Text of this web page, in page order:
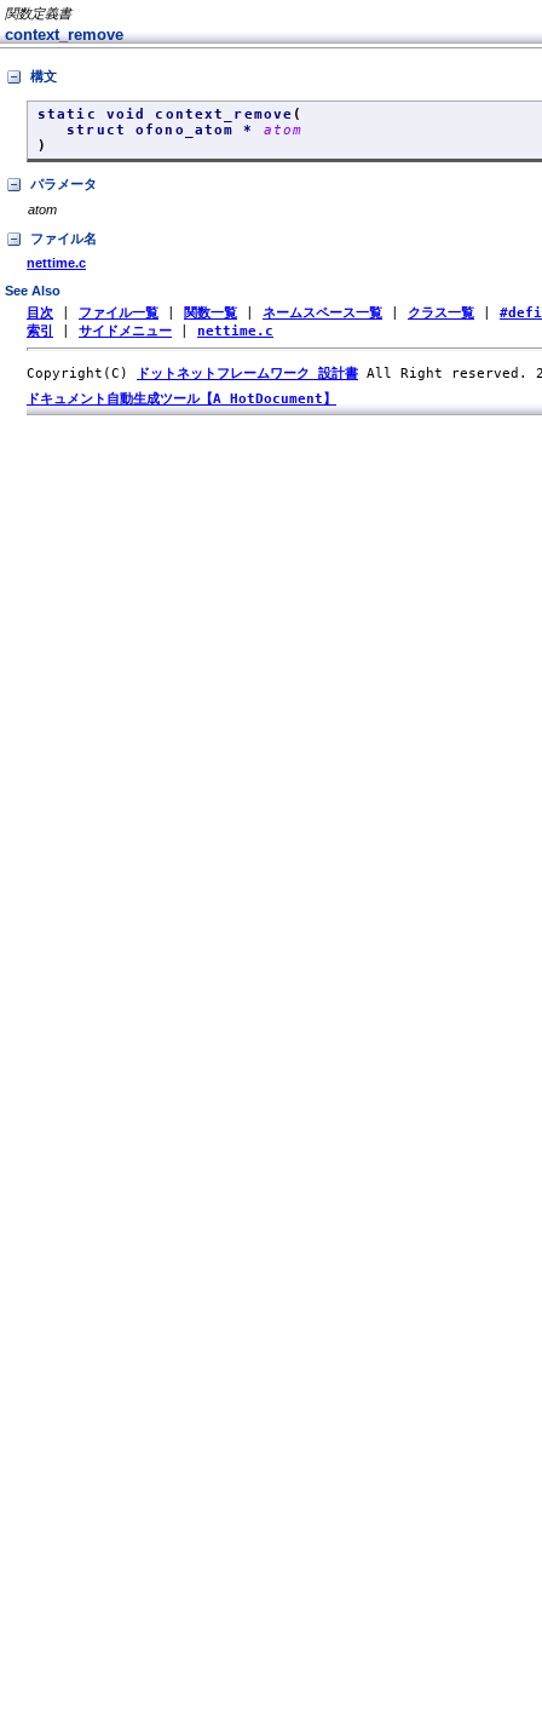
関数定義書
context_remove
構文
static void context_remove (
struct ofono_atom * atom
)
パラメータ
atom
ファイル名
nettime.c
See Also
目次 ファイル一覧 関数一覧 ネームスペース一覧 クラス一覧
索引
サイドメニュー nettime.c
Copyright(C) ドットネットフレームワーク 設計書 All Right reserved.
ドキュメント自動生成ツール【A HotDocument】